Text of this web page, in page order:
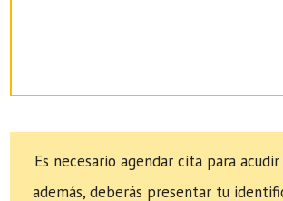
Es necesario agendar cita para acudir
además, deberás presentar tu